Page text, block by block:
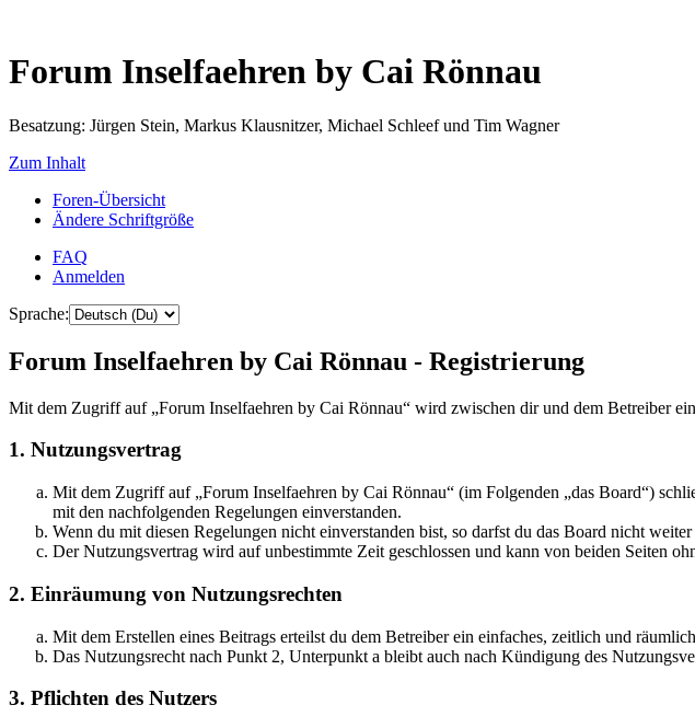
Forum Inselfaehren by Cai Rönnau
Besatzung: Jürgen Stein, Markus Klausnitzer, Michael Schleef und Tim Wagner
Zum Inhalt
Foren-Übersicht
Ändere Schriftgröße
FAQ
Anmelden
Sprache:
Forum Inselfaehren by Cai Rönnau - Registrierung
Mit dem Zugriff auf „Forum Inselfaehren by Cai Rönnau“ wird zwischen dir und dem Betreiber
1. Nutzungsvertrag
Mit dem Zugriff auf „Forum Inselfaehren by Cai Rönnau“ (im Folgenden „das Board“)
mit den nachfolgenden Regelungen einverstanden.
Wenn du mit diesen Regelungen nicht einverstanden bist, so darfst du das Board nicht
Der Nutzungsvertrag wird auf unbestimmte Zeit geschlossen und kann von beiden Seiten
2. Einräumung von Nutzungsrechten
Mit dem Erstellen eines Beitrags erteilst du dem Betreiber ein einfaches, zeitlich und
Das Nutzungsrecht nach Punkt 2, Unterpunkt a bleibt auch nach Kündigung des
3. Pflichten des Nutzers